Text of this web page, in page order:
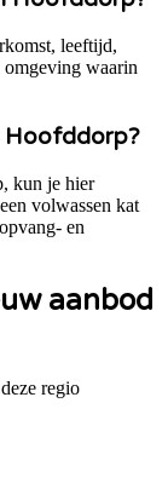
leeftijd,
waarin
Hoofddorp?
kun je hier
volwassen kat
en
aanbod
regio